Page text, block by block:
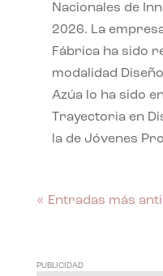
Nacionales de
2026. La
Fábrica ha sido
modalidad
Azúa lo ha sido
Trayectoria en
la de Jóvenes
« Entradas más
PUBLICIDAD